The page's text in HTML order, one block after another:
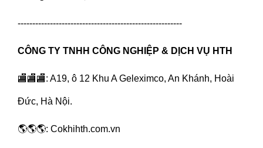
--------------------------------------------------------
CÔNG TY TNHH CÔNG NGHIỆP & DỊCH VỤ HTH
🏬🏬🏬: A19, ô 12 Khu A Geleximco, An Khánh, Hoài
Đức, Hà Nội.
🌎🌎🌎: Cokhihth.com.vn